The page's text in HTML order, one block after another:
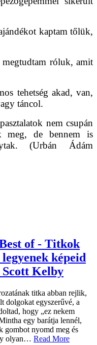
kaptam tőlük,
róluk, amit
tehetség akad, van,
táncol.
nem csupán
meg, de bennem is
(Urbán Ádám
of - Titkok
képeid
Kelby
titka abban rejlik,
dolgokat egyszerűvé, a
hogy „ez nekem
egy barátja lennél,
gombot nyomd meg és
olyan… Read More